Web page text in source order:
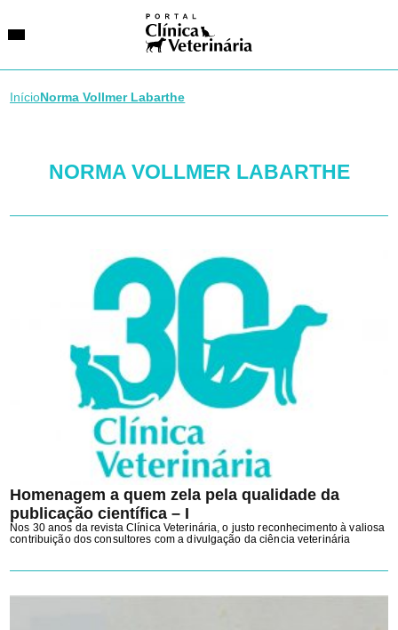
Entidades
InícioNorma Vollmer Labarthe
NORMA VOLLMER LABARTHE
Homenagem a quem zela pela qualidade da
publicação científica – I
Nos 30 anos da revista Clínica Veterinária, o justo reconhecimento à valiosa
contribuição dos consultores com a divulgação da ciência veterinária